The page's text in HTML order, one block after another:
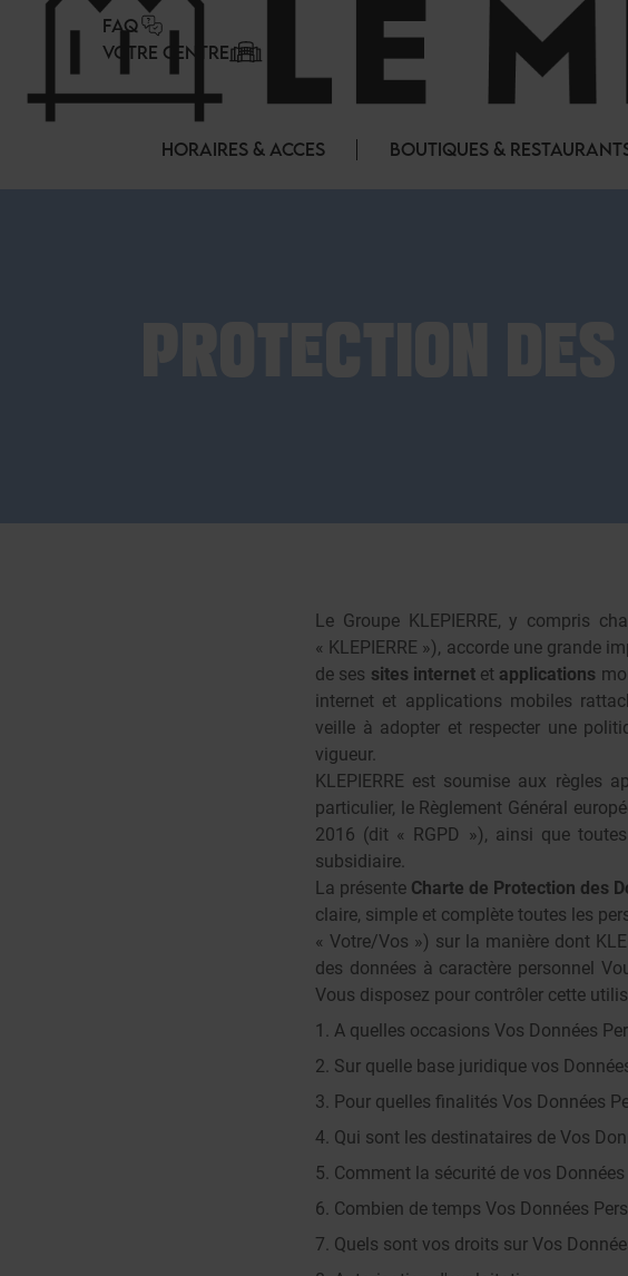
FAQ
VOTRE CENTRE
HORAIRES & ACCES BOUTIQUES &
Le Groupe KLEPIERRE, y compris
« KLEPIERRE »), accorde une grande
de ses sites internetet applications
internet et applications mobiles
veille à adopter et respecter une
vigueur.
KLEPIERRE est soumise aux règles
particulier, le Règlement Général
2016 (dit « RGPD »), ainsi que
subsidiaire.
La présente Charte de Protection des
claire, simple et complète toutes les
« Votre/Vos ») sur la manière dont
des données à caractère personnel
Vous disposez pour contrôler cette
1. A quelles occasions Vos Données
2. Sur quelle base juridique vos
3. Pour quelles finalités Vos Données
4. Qui sont les destinataires de Vos
5. Comment la sécurité de vos
6. Combien de temps Vos Données
7. Quels sont vos droits sur Vos
Panneau de gestion des cookies